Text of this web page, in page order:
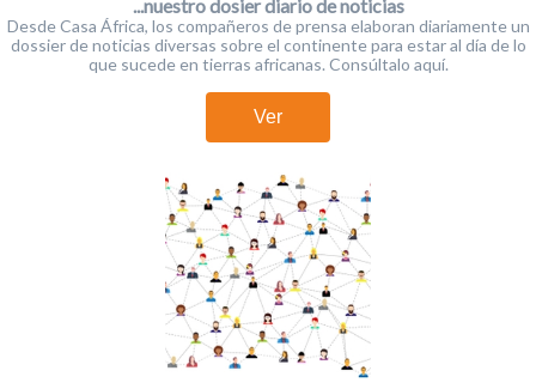
...nuestro dosier diario de noticias
Desde Casa África, los compañeros de prensa elaboran diariamente un
dossier de noticias diversas sobre el continente para estar al día de lo
que sucede en tierras africanas. Consúltalo aquí.
Ver